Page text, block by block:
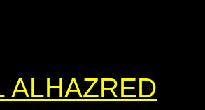
ALHAZRED